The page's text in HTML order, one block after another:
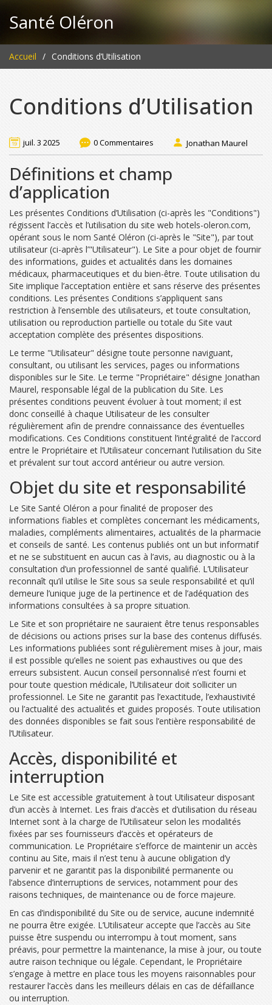
Santé Oléron
Accueil Conditions d’Utilisation
Conditions d’Utilisation
juil. 3 2025 0 Commentaires Jonathan Maurel
Définitions et champ
d’application
Les présentes Conditions d’Utilisation (ci-après les "Conditions")
régissent l’accès et l’utilisation du site web hotels-oleron.com,
opérant sous le nom Santé Oléron (ci-après le "Site"), par tout
utilisateur (ci-après l’"Utilisateur"). Le Site a pour objet de fournir
des informations, guides et actualités dans les domaines
médicaux, pharmaceutiques et du bien-être. Toute utilisation du
Site implique l’acceptation entière et sans réserve des présentes
conditions. Les présentes Conditions s’appliquent sans
restriction à l’ensemble des utilisateurs, et toute consultation,
utilisation ou reproduction partielle ou totale du Site vaut
acceptation complète des présentes dispositions.
Le terme "Utilisateur" désigne toute personne naviguant,
consultant, ou utilisant les services, pages ou informations
disponibles sur le Site. Le terme "Propriétaire" désigne Jonathan
Maurel, responsable légal de la publication du Site. Les
présentes conditions peuvent évoluer à tout moment; il est
donc conseillé à chaque Utilisateur de les consulter
régulièrement afin de prendre connaissance des éventuelles
modifications. Ces Conditions constituent l’intégralité de l’accord
entre le Propriétaire et l’Utilisateur concernant l’utilisation du Site
et prévalent sur tout accord antérieur ou autre version.
Objet du site et responsabilité
Le Site Santé Oléron a pour finalité de proposer des
informations fiables et complètes concernant les médicaments,
maladies, compléments alimentaires, actualités de la pharmacie
et conseils de santé. Les contenus publiés ont un but informatif
et ne se substituent en aucun cas à l’avis, au diagnostic ou à la
consultation d’un professionnel de santé qualifié. L’Utilisateur
reconnaît qu’il utilise le Site sous sa seule responsabilité et qu’il
demeure l’unique juge de la pertinence et de l’adéquation des
informations consultées à sa propre situation.
Le Site et son propriétaire ne sauraient être tenus responsables
de décisions ou actions prises sur la base des contenus diffusés.
Les informations publiées sont régulièrement mises à jour, mais
il est possible qu’elles ne soient pas exhaustives ou que des
erreurs subsistent. Aucun conseil personnalisé n’est fourni et
pour toute question médicale, l’Utilisateur doit solliciter un
professionnel. Le Site ne garantit pas l’exactitude, l’exhaustivité
ou l’actualité des actualités et guides proposés. Toute utilisation
des données disponibles se fait sous l’entière responsabilité de
l’Utilisateur.
Accès, disponibilité et
interruption
Le Site est accessible gratuitement à tout Utilisateur disposant
d’un accès à Internet. Les frais d’accès et d’utilisation du réseau
Internet sont à la charge de l’Utilisateur selon les modalités
fixées par ses fournisseurs d’accès et opérateurs de
communication. Le Propriétaire s’efforce de maintenir un accès
continu au Site, mais il n’est tenu à aucune obligation d’y
parvenir et ne garantit pas la disponibilité permanente ou
l’absence d’interruptions de services, notamment pour des
raisons techniques, de maintenance ou de force majeure.
En cas d’indisponibilité du Site ou de service, aucune indemnité
ne pourra être exigée. L’Utilisateur accepte que l’accès au Site
puisse être suspendu ou interrompu à tout moment, sans
préavis, pour permettre la maintenance, la mise à jour, ou toute
autre raison technique ou légale. Cependant, le Propriétaire
s’engage à mettre en place tous les moyens raisonnables pour
restaurer l’accès dans les meilleurs délais en cas de défaillance
ou interruption.